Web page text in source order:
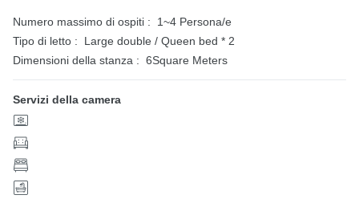
Numero massimo di ospiti :
1~4 Persona/e
Tipo di letto :
Large double / Queen bed * 2
Dimensioni della stanza : 6Square Meters
Servizi della camera